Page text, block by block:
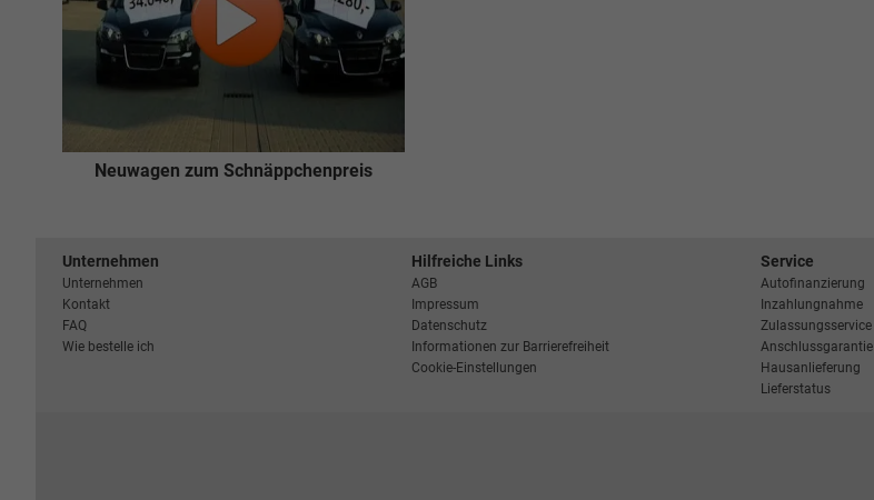
Neuwagen zum Schnäppchenpreis
Unternehmen
Unternehmen
Kontakt
FAQ
Wie bestelle ich
Hilfreiche Links
AGB
Impressum
Datenschutz
Informationen zur Barrierefreiheit
Cookie-Einstellungen
Service
Autofinanzierung
Inzahlungnahme
Zulassungsservice
Anschlussgarantie
Hausanlieferung
Lieferstatus